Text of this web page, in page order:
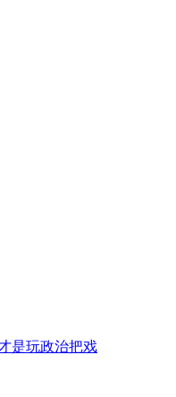
是玩政治把戏